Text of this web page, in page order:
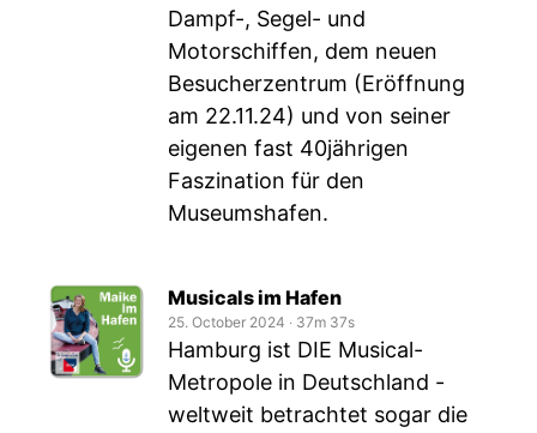
Dampf-, Segel- und
Motorschiffen, dem neuen
Besucherzentrum (Eröffnung
am 22.11.24) und von seiner
eigenen fast 40jährigen
Faszination für den
Museumshafen.
Musicals im Hafen
25. October 2024 ‧ 37m 37s
Hamburg ist DIE Musical-
Metropole in Deutschland -
weltweit betrachtet sogar die